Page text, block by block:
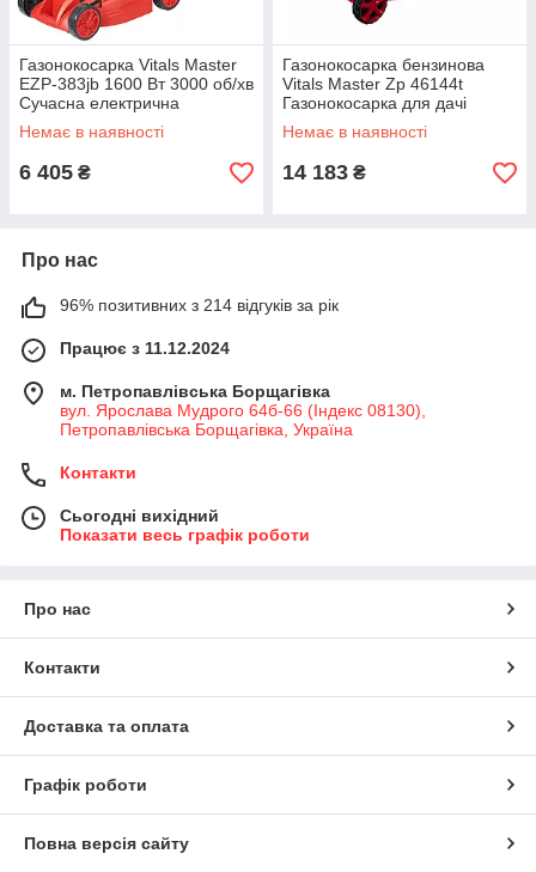
Газонокосарка Vitals Master
EZP-383jb 1600 Вт 3000 об/хв
Сучасна електрична
газонокосарка
Немає в наявності
6 405 ₴
Газонокосарка бензинова
Vitals Master Zp 46144t
Газонокосарка для дачі
Газонокосарки самохідні
Немає в наявності
14 183 ₴
Про нас
96% позитивних з 214 відгуків за рік
Працює з 11.12.2024
м. Петропавлівська Борщагівка
вул. Ярослава Мудрого 64б-66 (Індекс 08130),
Петропавлівська Борщагівка, Україна
Контакти
Сьогодні вихідний
Показати весь графік роботи
Про нас
Контакти
Доставка та оплата
Графік роботи
Повна версія сайту